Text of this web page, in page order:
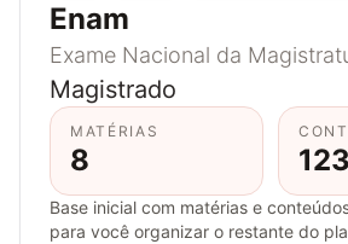
Enam
Exame Nacional da
Magistrado
MATÉRIAS
8
Base inicial com matérias e
para você organizar o restante do